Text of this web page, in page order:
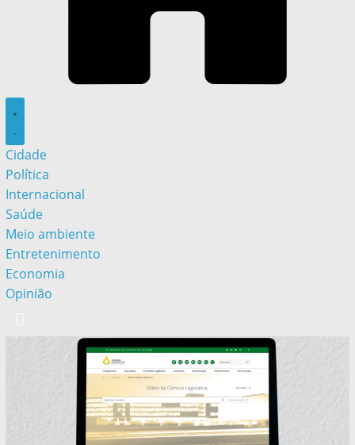
Cidade
Política
Internacional
Saúde
Meio ambiente
Entretenimento
Economia
Opinião